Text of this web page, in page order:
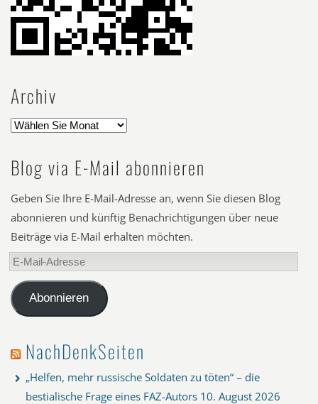
Archiv
Blog via E-Mail abonnieren
Geben Sie Ihre E-Mail-Adresse an, wenn Sie diesen Blog
abonnieren und künftig Benachrichtigungen über neue
Beiträge via E-Mail erhalten möchten.
E-
Mail-
AdresseAbonnieren
NachDenkSeiten
„Helfen, mehr russische Soldaten zu töten“ – die
bestialische Frage eines FAZ-Autors 10. August 2026